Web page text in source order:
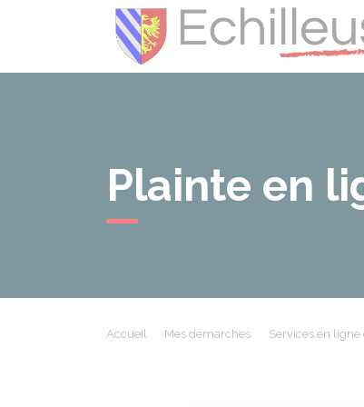
Plainte en
Accueil Mes démarches Services en